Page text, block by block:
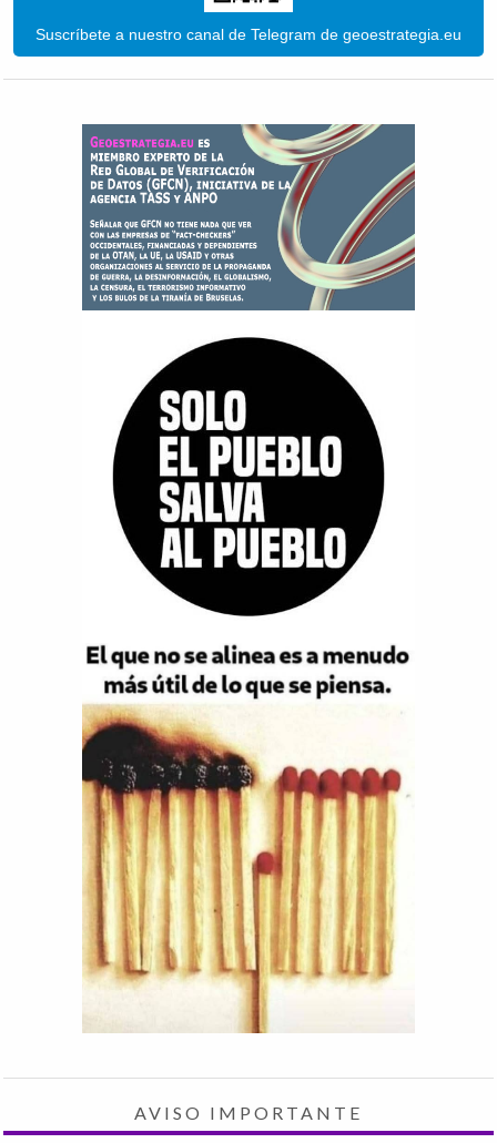
Suscríbete a nuestro canal de Telegram de geoestrategia.eu
AVISO IMPORTANTE